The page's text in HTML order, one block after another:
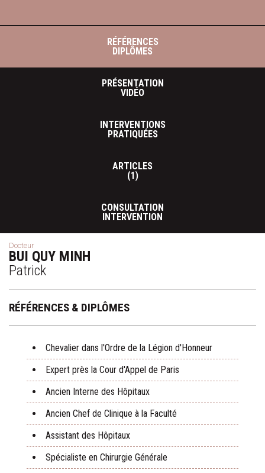
RÉFÉRENCES
DIPLÔMES
PRÉSENTATION
VIDÉO
INTERVENTIONS
PRATIQUÉES
ARTICLES
(1)
CONSULTATION
INTERVENTION
Docteur
BUI QUY MINH
Patrick
RÉFÉRENCES & DIPLÔMES
Chevalier dans l'Ordre de la Légion d'Honneur
Expert près la Cour d'Appel de Paris
Ancien Interne des Hôpitaux
Ancien Chef de Clinique à la Faculté
Assistant des Hôpitaux
Spécialiste en Chirurgie Générale